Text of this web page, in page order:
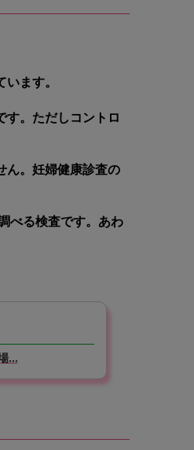
います。
す。ただしコントロ
ん。妊婦健康診査の
べる検査です。あわ
...